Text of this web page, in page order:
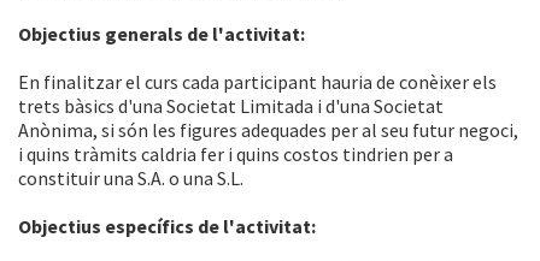
Objectius generals de l'activitat:
En finalitzar el curs cada participant hauria de conèixer els
trets bàsics d'una Societat Limitada i d'una Societat
Anònima, si són les figures adequades per al seu futur negoci,
i quins tràmits caldria fer i quins costos tindrien per a
constituir una S.A. o una S.L.
Objectius específics de l'activitat: